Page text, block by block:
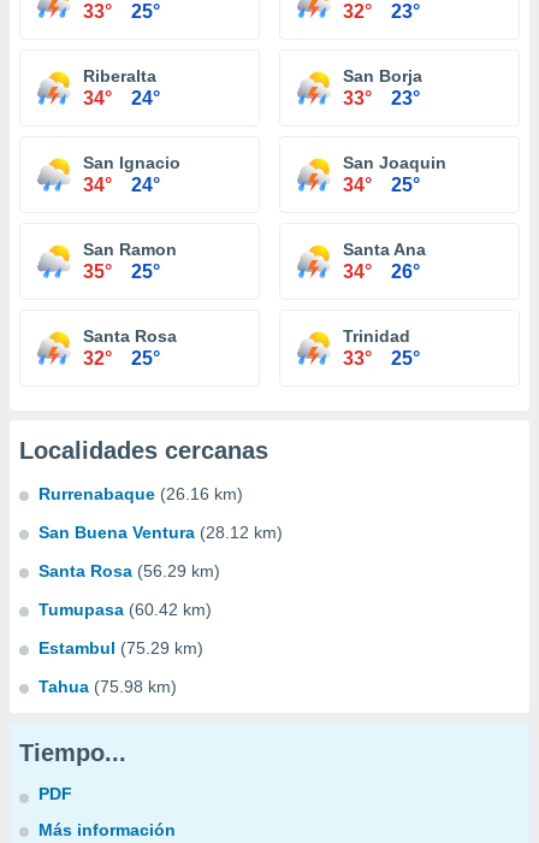
33° 25° 32° 23°
Riberalta
34° 24°
San Borja
33° 23°
San Ignacio
34° 24°
San Joaquin
34° 25°
San Ramon
35° 25°
Santa Ana
34° 26°
Santa Rosa
32° 25°
Trinidad
33° 25°
Localidades cercanas
Rurrenabaque (26.16 km)
San Buena Ventura (28.12 km)
Santa Rosa (56.29 km)
Tumupasa (60.42 km)
Estambul (75.29 km)
Tahua (75.98 km)
Tiempo...
PDF
Más información